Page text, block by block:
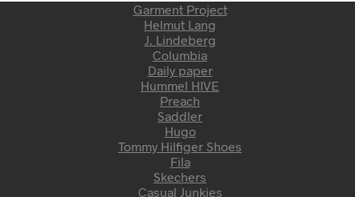
Garment Project
Helmut Lang
J. Lindeberg
Columbia
Daily paper
Hummel HIVE
Preach
Saddler
Hugo
Tommy Hilfiger Shoes
Fila
Skechers
Casual Junkies